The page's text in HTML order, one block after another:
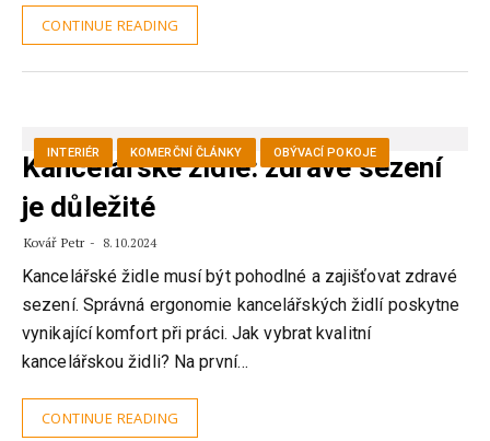
CONTINUE READING
INTERIÉR KOMERČNÍ ČLÁNKY OBÝVACÍ POKOJE
Kancelářské židle: zdravé sezení
je důležité
Kovář Petr 8.10.2024
Kancelářské židle musí být pohodlné a zajišťovat zdravé
sezení. Správná ergonomie kancelářských židlí poskytne
vynikající komfort při práci. Jak vybrat kvalitní
kancelářskou židli? Na první…
CONTINUE READING